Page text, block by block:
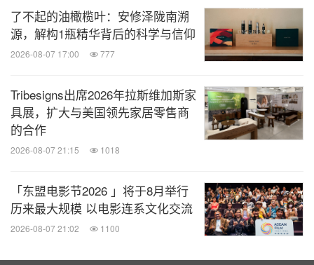
活动期间，在ASICS亚瑟士活动门店消费升级至星
钻会员或现星钻会员任意消费，均可报名抽取「4
于活动结束后七个工作日内审核，具体抽奖及兑换
信息请关注ASICS亚瑟士微信小程序，最终抽取结
果将以短信或企业微信的形式通知。
* 「4月品牌活动田嘉瑞线下见面入场券」
活动期间，在ASICS亚瑟士活动门店单笔实付金额
满788元和1204元即可获得对应档位的礼赠，明星
了不起的油橄榄叶：安修泽陇南溯
源，解构1瓶精华背后的科学与信仰
2026-08-07 17:00 777
Tribesigns出席2026年拉斯维加斯家
具展，扩大与美国领先家居零售商
的合作
2026-08-07 21:15 1018
「东盟电影节2026 」将于8月举行
历来最大规模 以电影连系文化交流
2026-08-07 21:02 1100